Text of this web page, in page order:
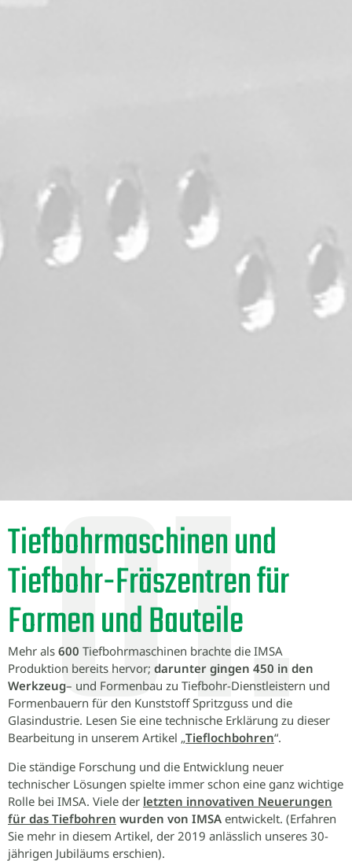
Tiefbohrmaschinen und
Tiefbohr-Fräszentren für
Formen und Bauteile
Mehr als 600 Tiefbohrmaschinen brachte die IMSA
Produktion bereits hervor; darunter gingen 450 in den
Werkzeug– und Formenbau zu Tiefbohr-Dienstleistern und
Formenbauern für den Kunststoff Spritzguss und die
Glasindustrie. Lesen Sie eine technische Erklärung zu dieser
Bearbeitung in unserem Artikel „Tieflochbohren“.
Die ständige Forschung und die Entwicklung neuer
technischer Lösungen spielte immer schon eine ganz wichtige
Rolle bei IMSA. Viele der letzten innovativen Neuerungen
für das Tiefbohren wurden von IMSA entwickelt. (Erfahren
Sie mehr in diesem Artikel, der 2019 anlässlich unseres 30-
jährigen Jubiläums erschien).